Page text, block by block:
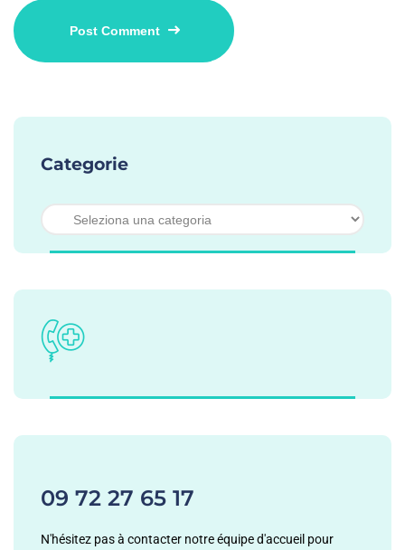
Categorie
09 72 27 65 17
N'hésitez pas à contacter notre équipe d'accueil pour